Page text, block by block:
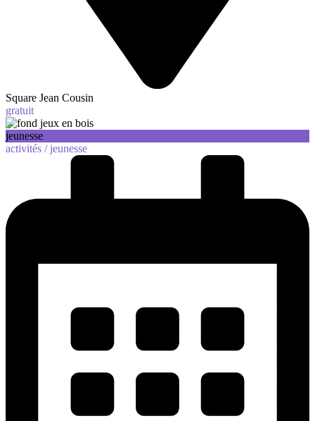
Square Jean Cousin
gratuit
jeunesse
activités /jeunesse